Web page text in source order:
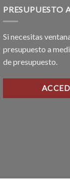
PRESUPUESTO
Si necesitas
presupuesto a
de presupuesto.